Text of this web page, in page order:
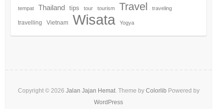
tempat Thailand tips tour tourism Travel traveling
travelling Vietnam Wisata Yogya
Copyright © 2026 Jalan Jajan Hemat. Theme by Colorlib Powered by
WordPress